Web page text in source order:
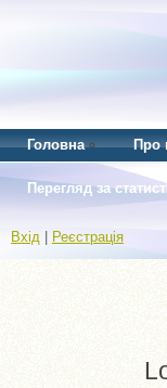
Головна Про
Перегляд за
Вхід Реєстрація